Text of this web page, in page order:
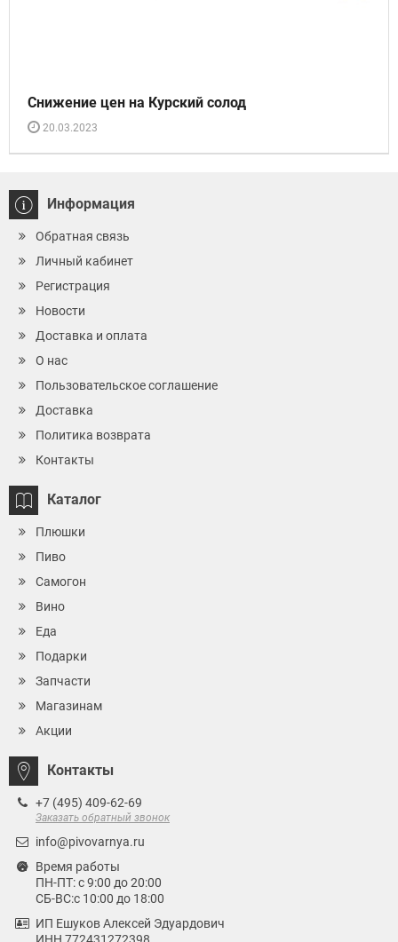
Снижение цен на Курский солод
20.03.2023
Информация
Обратная связь
Личный кабинет
Регистрация
Новости
Доставка и оплата
О нас
Пользовательское соглашение
Доставка
Политика возврата
Контакты
Каталог
Плюшки
Пиво
Самогон
Вино
Еда
Подарки
Запчасти
Магазинам
Акции
Контакты
+7 (495) 409-62-69
Заказать обратный звонок
info@pivovarnya.ru
Время работы
ПН-ПТ: с 9:00 до 20:00
СБ-ВС:с 10:00 до 18:00
ИП Ешуков Алексей Эдуардович
ИНН 772431272398